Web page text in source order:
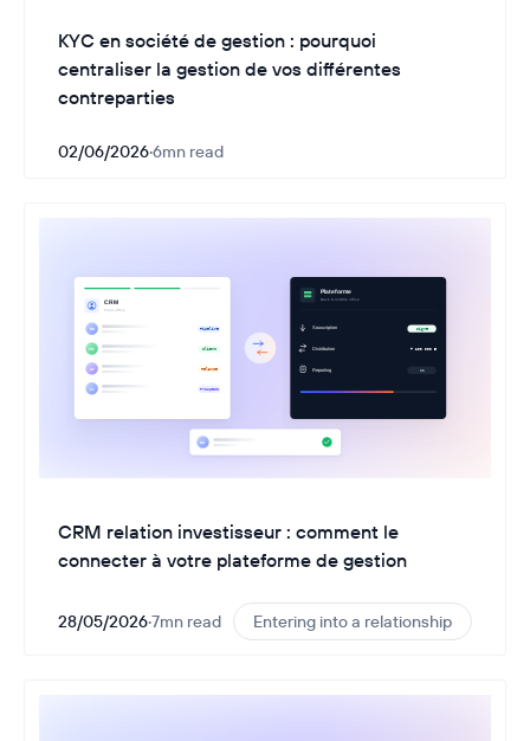
KYC en société de gestion : pourquoi
centraliser la gestion de vos différentes
contreparties
02/06/2026·6mn read
CRM relation investisseur : comment le
connecter à votre plateforme de gestion
28/05/2026·7mn read Entering into a relationship